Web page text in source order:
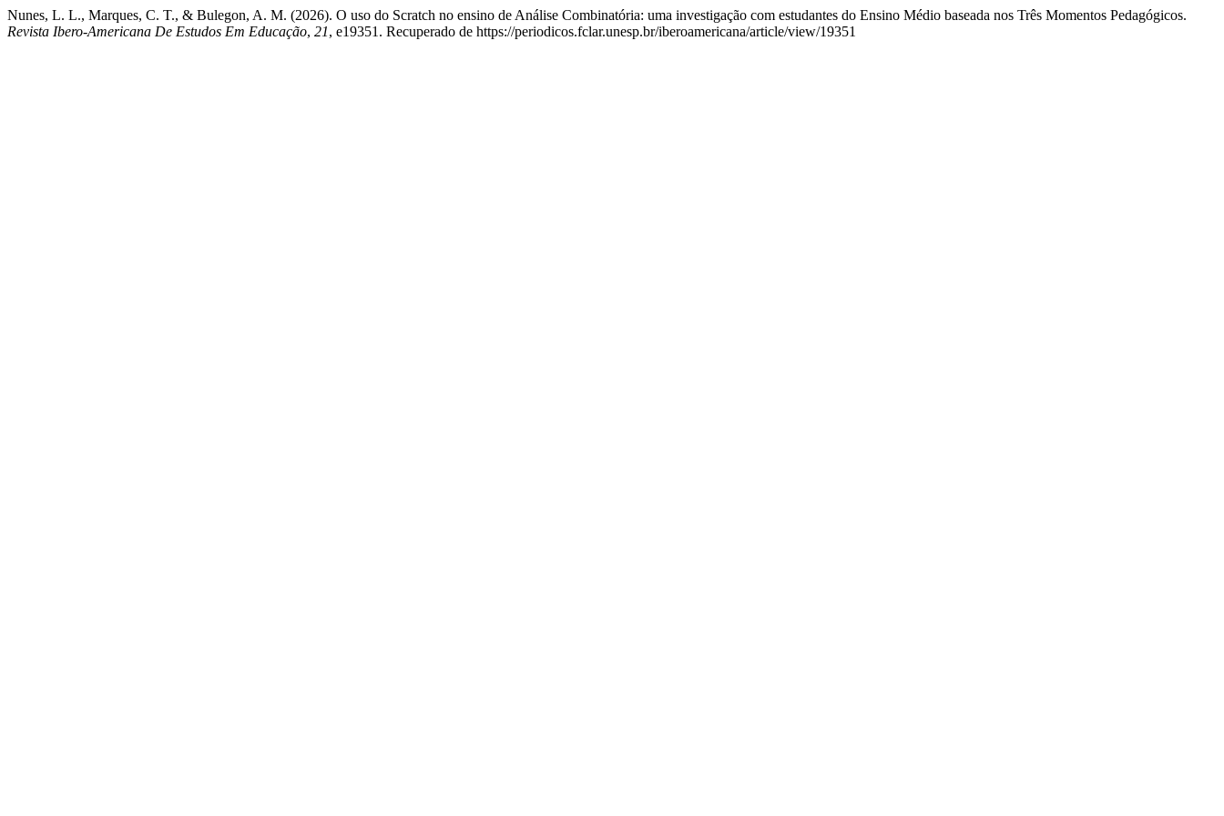
Nunes, L. L., Marques, C. T., & Bulegon, A. M. (2026). O uso do Scratch no ensino de Análise Combinatória: uma investigação com estudantes do Ensino Médio baseada nos Três Momentos Pedagógicos.
Revista Ibero-Americana De Estudos Em Educação, 21, e19351. Recuperado de https://periodicos.fclar.unesp.br/iberoamericana/article/view/19351